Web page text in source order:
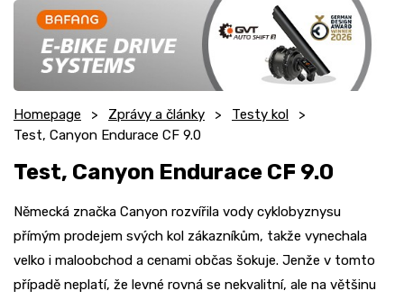
Homepage Zprávy a články
Testy kol
Test, Canyon Endurace CF 9.0
Test, Canyon Endurace CF 9.0
Německá značka Canyon rozvířila vody cyklobyznysu
přímým prodejem svých kol zákazníkům, takže vynechala
velko i maloobchod a cenami občas šokuje. Jenže v tomto
případě neplatí, že levné rovná se nekvalitní, ale na většinu